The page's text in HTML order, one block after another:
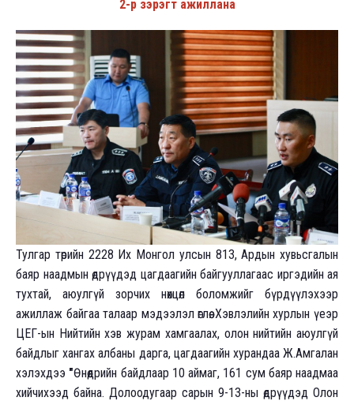
2-р зэрэгт ажиллана
Тулгар төрийн 2228 Их Монгол улсын 813, Ардын хувьсгалын
баяр наадмын өдрүүдэд цагдаагийн байгууллагаас иргэдийн ая
тухтай, аюулгүй зорчих нөхцөл боломжийг бүрдүүлэхээр
ажиллаж байгаа талаар мэдээлэл өглөө. Хэвлэлийн хурлын үеэр
ЦЕГ-ын Нийтийн хэв журам хамгаалах, олон нийтийн аюулгүй
байдлыг хангах албаны дарга, цагдаагийн хурандаа Ж.Амгалан
хэлэхдээ "Өнөөдрийн байдлаар 10 аймаг, 161 сум баяр наадмаа
хийчихээд байна. Долоодугаар сарын 9-13-ны өдрүүдэд Олон